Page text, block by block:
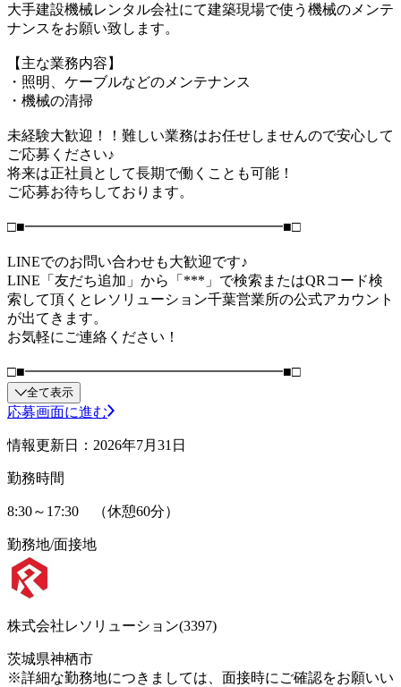
大手建設機械レンタル会社にて建築現場で使う機械のメンテ
ナンスをお願い致します。
【主な業務内容】
・照明、ケーブルなどのメンテナンス
・機械の清掃
未経験大歓迎！！難しい業務はお任せしませんので安心して
ご応募ください♪
将来は正社員として長期で働くことも可能！
ご応募お待ちしております。
□■━━━━━━━━━━━━━━━━━━■□
LINEでのお問い合わせも大歓迎です♪
LINE「友だち追加」から「***」で検索またはQRコード検
索して頂くとレソリューション千葉営業所の公式アカウント
が出てきます。
お気軽にご連絡ください！
□■━━━━━━━━━━━━━━━━━━■□
全て表示
応募画面に進む
情報更新日：2026年7月31日
勤務時間
8:30～17:30 （休憩60分）
勤務地/面接地
株式会社レソリューション(3397)
茨城県神栖市
※詳細な勤務地につきましては、面接時にご確認をお願いい